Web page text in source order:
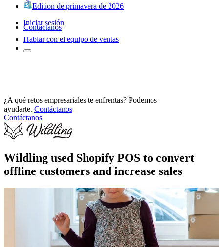
Edition de primavera de 2026
Iniciar sesión
Contáctanos
Hablar con el equipo de ventas
¿A qué retos empresariales te enfrentas? Podemos
ayudarte. Contáctanos
Contáctanos
Wildling used Shopify POS to convert
offline customers and increase sales